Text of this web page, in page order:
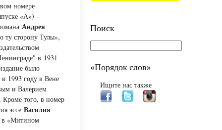
номере
«А») –
Андрея
ту сторону Тулы»,
в 1931
было
в 1993 году в Вене
и Валерием
того, в номер
эссе Василия
в «Митином
Поиск
«Порядок слов»
Ищите нас также